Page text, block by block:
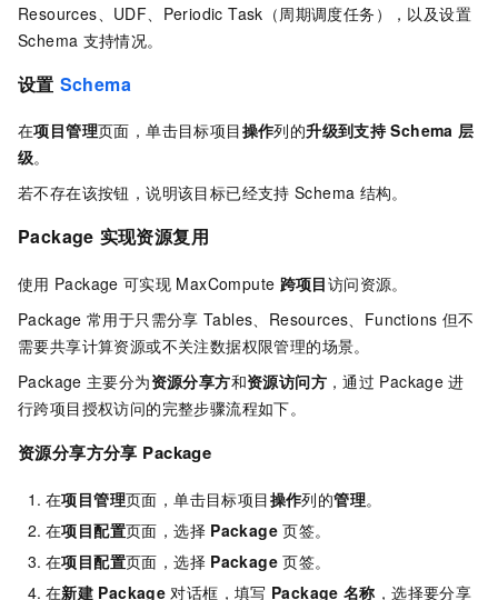
Resources、UDF、Periodic Task（周期调度任务），以及设置
Schema 支持情况。
设置 Schema
在项目管理页面，单击目标项目操作列的升级到支持 Schema 层
级。
若不存在该按钮，说明该目标已经支持 Schema 结构。
Package 实现资源复用
使用 Package 可实现 MaxCompute 跨项目访问资源。
Package 常用于只需分享 Tables、Resources、Functions 但不
需要共享计算资源或不关注数据权限管理的场景。
Package 主要分为资源分享方和资源访问方 ，通过 Package 进
行跨项目授权访问的完整步骤流程如下。
资源分享方分享 Package
在项目管理页面，单击目标项目操作列的管理。
在项目配置页面，选择 Package 页签。
在项目配置页面，选择 Package 页签。
在新建 Package 对话框，填写 Package 名称 ，选择要分享